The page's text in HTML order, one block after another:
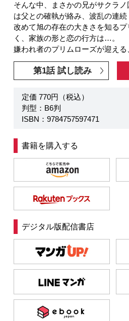
そんな中、まさかの兄がサクラ
は父との確執が絡み、波乱の連続
改めて旭の存在の大きさを知る
く、家族の形と恋の行方は…。
嫌われ者のプリムローズが迎える
第1話 試し読み
定価 770円（税込）
判型：B6判
ISBN：9784757597471
書籍を購入する
デジタル版配信書店